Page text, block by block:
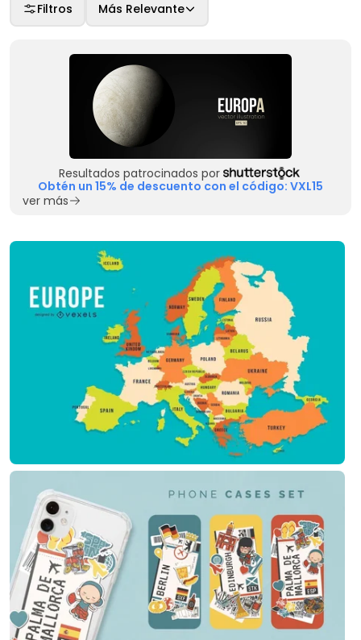
Filtros Más Relevante
Resultados patrocinados por
Obtén un 15% de descuento con el código: VXL15
ver más